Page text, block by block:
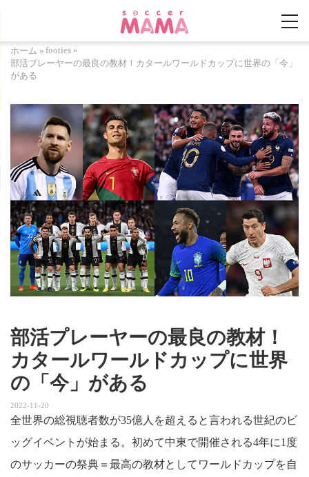
ホーム » footies »
部活プレーヤーの最良の教材！カタールワールドカップに世界の「今」
がある
部活プレーヤーの最良の教材！
カタールワールドカップに世界
の「今」がある
2022-11-20
全世界の総視聴者数が35億人を超えると言われる世紀のビ
ッグイベントが始まる。初めて中東で開催される4年に1度
のサッカーの祭典＝最高の教材としてワールドカップを自